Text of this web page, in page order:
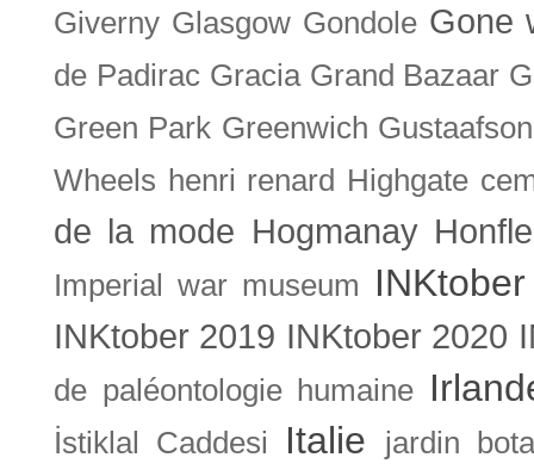
Giverny Glasgow Gondole Gone
de Padirac Gracia Grand Bazaar
Green Park Greenwich Gustaafson
Wheels henri renard Highgate
de la mode Hogmanay
Imperial war museum INKtober
INKtober 2019 INKtober 2020
de paléontologie humaine
İstiklal Caddesi Italie
jardin